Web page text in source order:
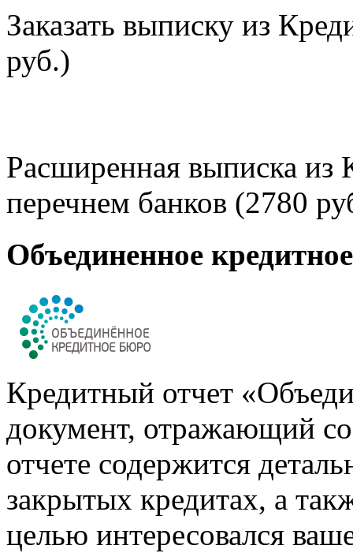
Заказать выписку из
руб.)
Расширенная выписка из
перечнем банков (2780
Объединенное
Кредитный отчет
документ, отражающий
отчете содержится
закрытых кредитах, а
целью интересовался